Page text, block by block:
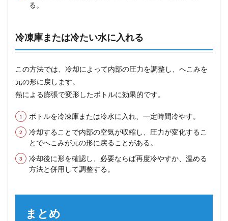
る。
冷凍庫または冷たい水に入れる
この方法では、冷却によって内部の圧力を調整し、へこみを
元の形に戻します。
熱による膨張で変形したボトルに効果的です。
ボトルを冷凍庫または冷水に入れ、一定時間冷やす。
冷却することで内部の空気が収縮し、圧力が変化するこ
とでへこみが元の形に戻ることがある。
冷却後に形を確認し、必要ならば再度冷やすか、温める
方法と併用して調整する。
まとめ